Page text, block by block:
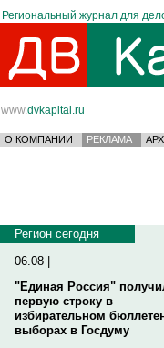
Региональный журнал для
www.dvkapital.ru
О КОМПАНИИ РЕКЛАМА
Регион сегодня
06.08 |
"Единая Россия"
первую строку в
избирательном
выборах в Госдуму